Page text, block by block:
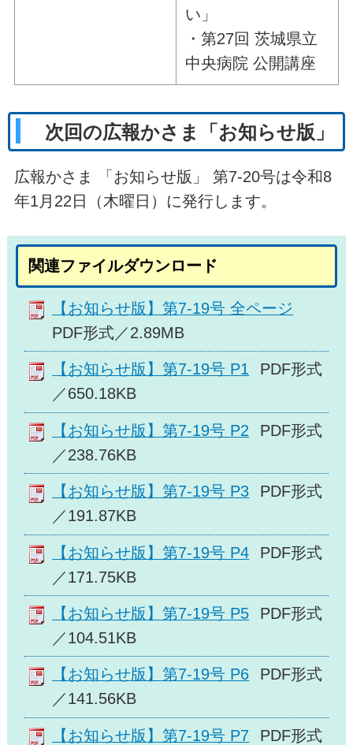
い」
・第27回 茨城県立
中央病院 公開講座
次回の広報かさま「お知らせ版」
広報かさま 「お知らせ版」 第7-20号は令和8
年1月22日（木曜日）に発行します。
関連ファイルダウンロード
【お知らせ版】第7-19号 全ページ
PDF形式／2.89MB
【お知らせ版】第7-19号 P1
PDF形式
／650.18KB
【お知らせ版】第7-19号 P2
PDF形式
／238.76KB
【お知らせ版】第7-19号 P3
PDF形式
／191.87KB
【お知らせ版】第7-19号 P4
PDF形式
／171.75KB
【お知らせ版】第7-19号 P5
PDF形式
／104.51KB
【お知らせ版】第7-19号 P6
PDF形式
／141.56KB
【お知らせ版】第7-19号 P7
PDF形式